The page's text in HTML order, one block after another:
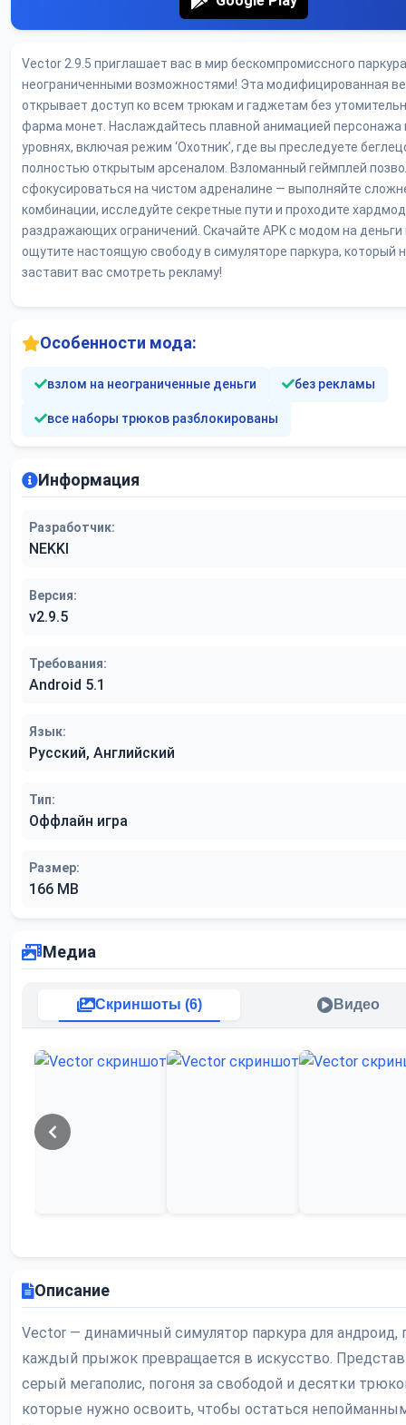
Vector 2.9.5 приглашает вас в мир бескомпромиссного
неограниченными возможностями! Эта модифицированная
открывает доступ ко всем трюкам и гаджетам без
фарма монет. Наслаждайтесь плавной анимацией персонажа
уровнях, включая режим ‘Охотник’, где вы преследуете
полностью открытым арсеналом. Взломанный геймплей
сфокусироваться на чистом адреналине — выполняйте
комбинации, исследуйте секретные пути и проходите
раздражающих ограничений. Скачайте APK с модом на деньги
ощутите настоящую свободу в симуляторе паркура, который
заставит вас смотреть рекламу!
Особенности мода:
взлом на неограниченные деньги без рекламы
все наборы трюков разблокированы
Информация
Разработчик:
NEKKI
Версия:
v2.9.5
Требования:
Android 5.1
Язык:
Русский, Английский
Тип:
Оффлайн игра
Размер:
166 MB
Медиа
Скриншоты (6) Видео
Описание
Vector — динамичный симулятор паркура для андроид,
каждый прыжок превращается в искусство.
серый мегаполис, погоня за свободой и десятки
которые нужно освоить, чтобы остаться